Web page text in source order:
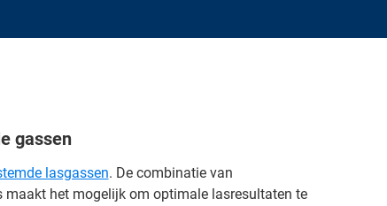
gassen
lasgassen. De combinatie van
het mogelijk om optimale lasresultaten te